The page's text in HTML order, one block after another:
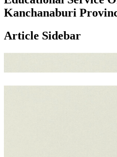
Kanchanaburi
Article Sidebar